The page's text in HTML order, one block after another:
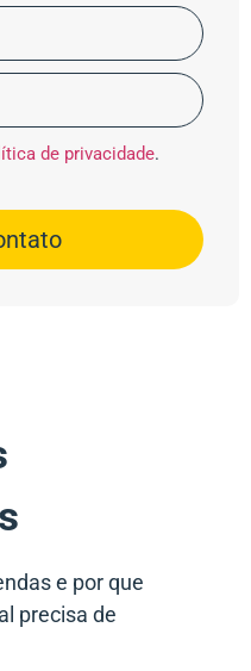
de privacidade.
e por que
precisa de